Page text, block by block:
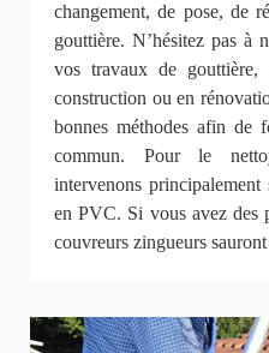
changement, de pose, de
gouttière. N’hésitez pas à
vos travaux de
construction ou en
bonnes méthodes afin de
commun. Pour le
intervenons
en PVC. Si vous avez des
couvreurs zingueurs